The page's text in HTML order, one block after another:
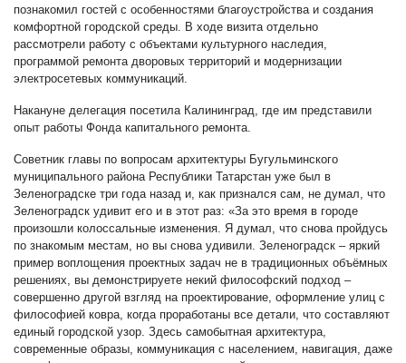
познакомил гостей с особенностями благоустройства и создания
комфортной городской среды. В ходе визита отдельно
рассмотрели работу с объектами культурного наследия,
программой ремонта дворовых территорий и модернизации
электросетевых коммуникаций.
Накануне делегация посетила Калининград, где им представили
опыт работы Фонда капитального ремонта.
Советник главы по вопросам архитектуры Бугульминского
муниципального района Республики Татарстан уже был в
Зеленоградске три года назад и, как признался сам, не думал, что
Зеленоградск удивит его и в этот раз: «За это время в городе
произошли колоссальные изменения. Я думал, что снова пройдусь
по знакомым местам, но вы снова удивили. Зеленоградск – яркий
пример воплощения проектных задач не в традиционных объёмных
решениях, вы демонстрируете некий философский подход –
совершенно другой взгляд на проектирование, оформление улиц с
философией ковра, когда проработаны все детали, что составляют
единый городской узор. Здесь самобытная архитектура,
современные образы, коммуникация с населением, навигация, даже